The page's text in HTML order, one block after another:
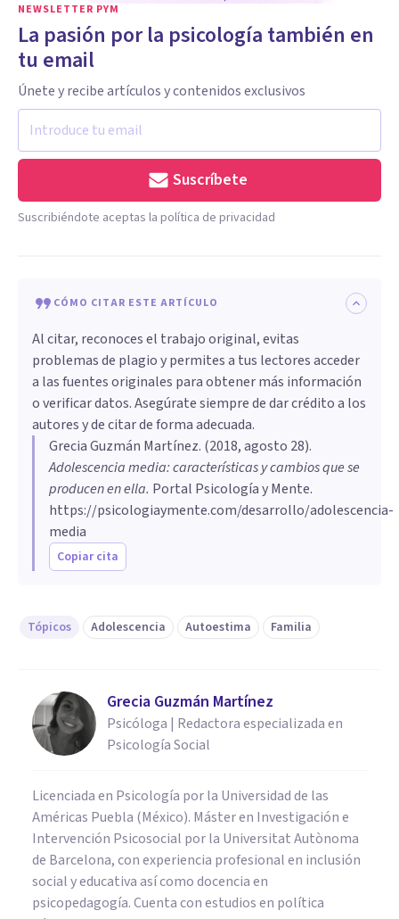
NEWSLETTER PYM
La pasión por la psicología también en
tu email
Únete y recibe artículos y contenidos exclusivos
Suscríbete
Suscribiéndote aceptas la política de privacidad
CÓMO CITAR ESTE ARTÍCULO
Al citar, reconoces el trabajo original, evitas
problemas de plagio y permites a tus lectores acceder
a las fuentes originales para obtener más información
o verificar datos. Asegúrate siempre de dar crédito a los
autores y de citar de forma adecuada.
Grecia Guzmán Martínez. (2018, agosto 28).
Adolescencia media: características y cambios que se
producen en ella. Portal Psicología y Mente.
https://psicologiaymente.com/desarrollo/adolescencia-
media
Copiar cita
Tópicos Adolescencia Autoestima Familia
Grecia Guzmán Martínez
Psicóloga | Redactora especializada en
Psicología Social
Licenciada en Psicología por la Universidad de las
Américas Puebla (México). Máster en Investigación e
Intervención Psicosocial por la Universitat Autònoma
de Barcelona, con experiencia profesional en inclusión
social y educativa así como docencia en
psicopedagogía. Cuenta con estudios en política